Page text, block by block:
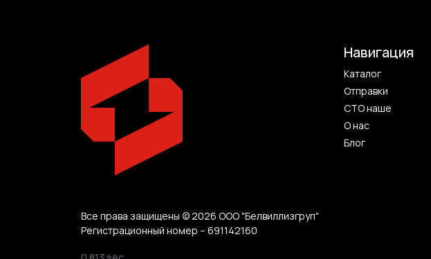
Все права защищены © 2026 ООО "Белвиллизгруп"
Регистрационный номер – 691142160
Навигация
Каталог
Отправки
СТО наше
О нас
Блог